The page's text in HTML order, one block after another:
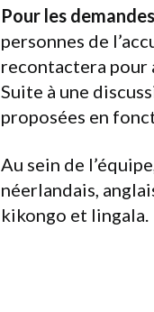
Pour les
personnes de
recontactera pour
Suite à une
proposées en
Au sein de
néerlandais,
kikongo et lingala.